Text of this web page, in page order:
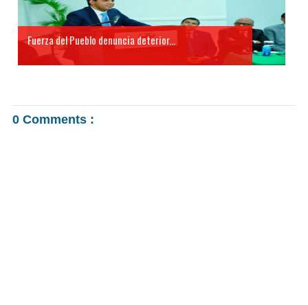
Fuerza del Pueblo denuncia deterior...
0 Comments :